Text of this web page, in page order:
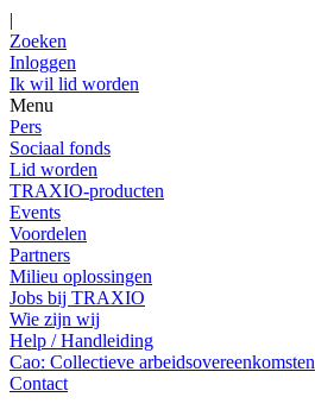
|
Zoeken
Inloggen
Ik wil lid worden
Menu
Pers
Sociaal fonds
Lid worden
TRAXIO-producten
Events
Voordelen
Partners
Milieu oplossingen
Jobs bij TRAXIO
Wie zijn wij
Help / Handleiding
Cao: Collectieve arbeidsovereenkomsten
Contact